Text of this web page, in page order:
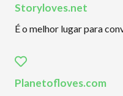
Storyloves.net
É o melhor lugar para
Planetofloves.com